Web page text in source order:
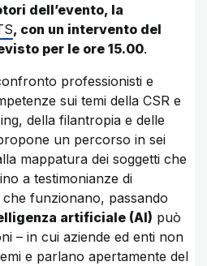
dell’evento, la
, con un intervento del
per le ore 15.00.
professionisti e
sui temi della CSR e
della filantropia e delle
un percorso in sei
mappatura dei soggetti che
a testimonianze di
funzionano, passando
artificiale (AI) può
– in cui aziende ed enti non
e parlano apertamente del